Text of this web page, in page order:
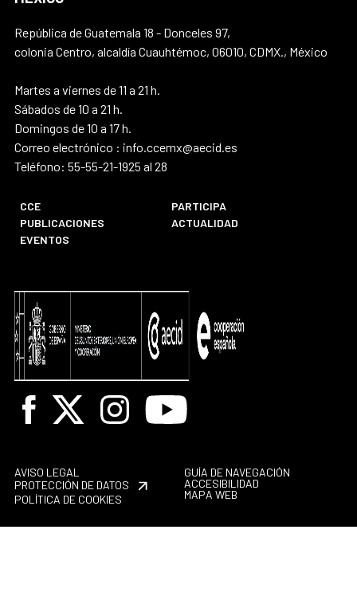
República de Guatemala 18 - Donceles 97,
colonia Centro, alcaldía Cuauhtémoc, 06010, CDMX., México
Martes a viernes de 11 a 21 h.
Sábados de 10 a 21 h.
Domingos de 10 a 17 h.
Correo electrónico : info.ccemx@aecid.es
Teléfono: 55-55-21-1925 al 28
CCE
PARTICIPA
PUBLICACIONES
ACTUALIDAD
EVENTOS
Facebook
X InstagramYoutube
AVISO LEGAL
PROTECCIÓN DE DATOS
POLÍTICA DE COOKIES
GUÍA DE NAVEGACIÓN
ACCESIBILIDAD
MAPA WEB